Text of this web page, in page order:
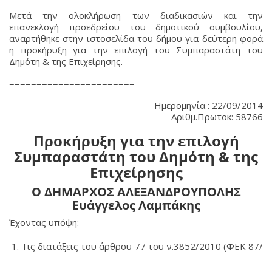
Μετά την ολοκλήρωση των διαδικασιών και την
επανεκλογή προεδρείου του δημοτικού συμβουλίου,
αναρτήθηκε στην ιστοσελίδα του δήμου για δεύτερη φορά
η προκήρυξη για την επιλογή του Συμπαραστάτη του
Δημότη & της Επιχείρησης.
=======================
Ημερομηνία : 22/09/2014
Αριθμ.Πρωτοκ: 58766
Προκήρυξη για την επιλογή
Συμπαραστάτη του Δημότη & της
Επιχείρησης
Ο ΔΗΜΑΡΧΟΣ ΑΛΕΞΑΝΔΡΟΥΠΟΛΗΣ
Ευάγγελος Λαμπάκης
Έχοντας υπόψη:
Τις διατάξεις του άρθρου 77 του ν.3852/2010 (ΦΕΚ 87/